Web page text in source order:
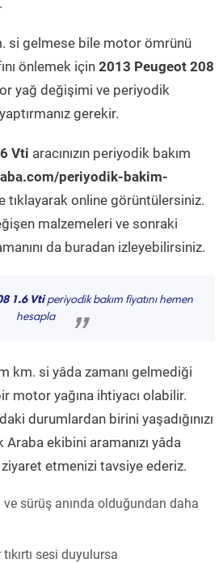
si gelmese bile motor ömrünü
önlemek için 2013 Peugeot 208
yağ değişimi ve periyodik
gerekir.
Vti aracınızın periyodik bakım
periyodik-bakim-
tıklayarak online görüntülersiniz.
malzemeleri ve sonraki
da buradan izleyebilirsiniz.
1.6 Vtiperiyodik bakım fiyatını hemen
hesapla
”
km. si yâda zamanı gelmediği
motor yağına ihtiyacı olabilir.
durumlardan birini yaşadığınızı
ekibini aramanızı yâda
etmenizi tavsiye ederiz.
sürüş anında olduğundan daha
sesi duyulursa